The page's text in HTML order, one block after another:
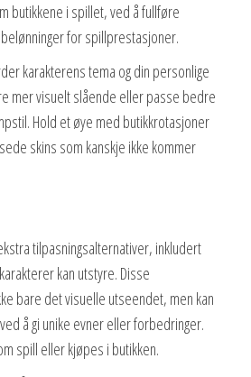
butikkene i spillet, ved å fullføre
for spillprestasjoner.
karakterens tema og din personlige
mer visuelt slående eller passe bedre
Hold et øye med butikkrotasjoner
skins som kanskje ikke kommer
tilpasningsalternativer, inkludert
kan utstyre. Disse
bare det visuelle utseendet, men kan
å gi unike evner eller forbedringer.
spill eller kjøpes i butikken.